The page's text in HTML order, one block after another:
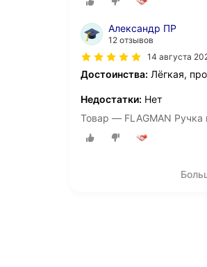
Александр ПР
12 отзывов
14 августа
Достоинства: Лёгкая,
Недостатки: Нет
Товар — FLAGMAN Ручка